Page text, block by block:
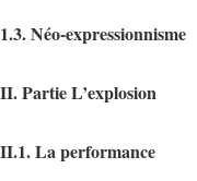
1.3. Néo-expressionnisme
II. Partie L’explosion
II.1. La performance